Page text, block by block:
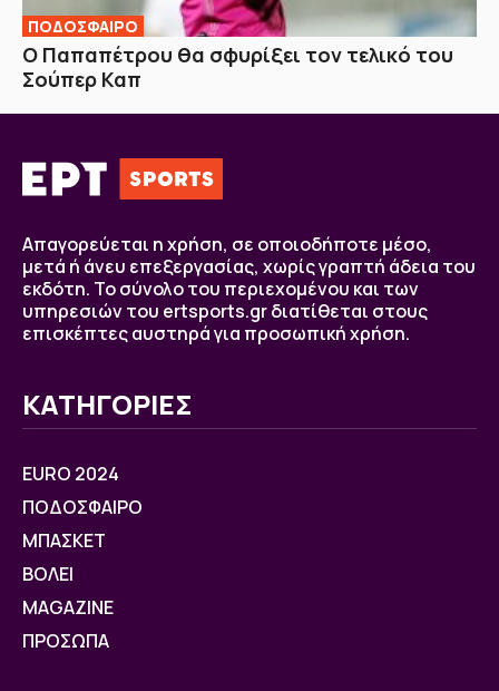
ΠΟΔΟΣΦΑΙΡΟ
Ο Παπαπέτρου θα σφυρίξει τον τελικό του
Σούπερ Καπ
Απαγορεύεται η χρήση, σε οποιοδήποτε μέσο,
μετά ή άνευ επεξεργασίας, χωρίς γραπτή άδεια του
εκδότη. Το σύνολο του περιεχομένου και των
υπηρεσιών του ertsports.gr διατίθεται στους
επισκέπτες αυστηρά για προσωπική χρήση.
ΚΑΤΗΓΟΡΙΕΣ
EURO 2024
ΠΟΔΟΣΦΑΙΡΟ
ΜΠΑΣΚΕΤ
ΒOΛΕΙ
MAGAZINE
ΠΡΟΣΩΠΑ